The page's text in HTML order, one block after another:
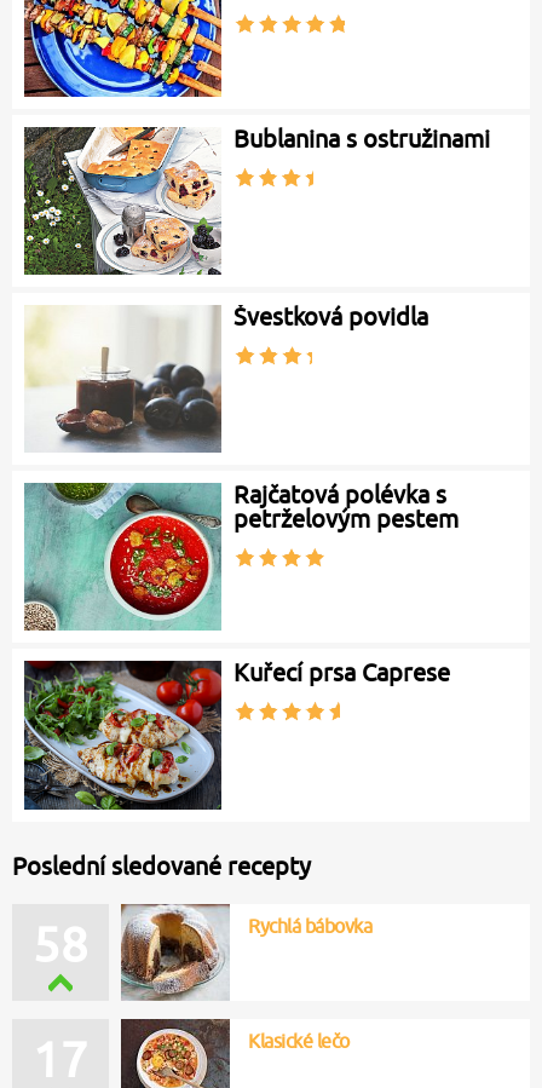
Bublanina s ostružinami
Švestková povidla
Rajčatová polévka s
petrželovým pestem
Kuřecí prsa Caprese
Poslední sledované recepty
58 Rychlá bábovka
17 Klasické lečo